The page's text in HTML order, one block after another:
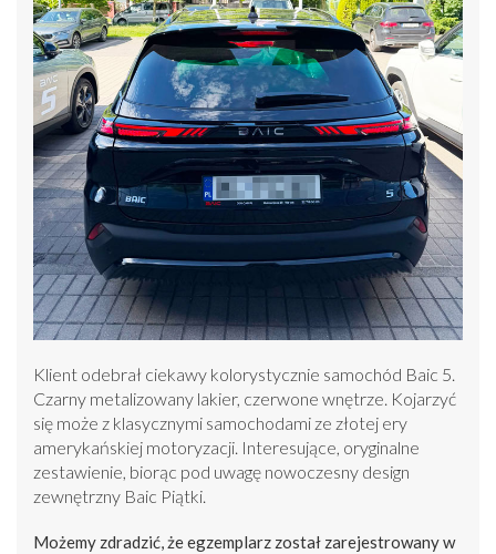
Klient odebrał ciekawy kolorystycznie samochód Baic 5.
Czarny metalizowany lakier, czerwone wnętrze. Kojarzyć
się może z klasycznymi samochodami ze złotej ery
amerykańskiej motoryzacji. Interesujące, oryginalne
zestawienie, biorąc pod uwagę nowoczesny design
zewnętrzny Baic Piątki.
Możemy zdradzić, że egzemplarz został zarejestrowany w